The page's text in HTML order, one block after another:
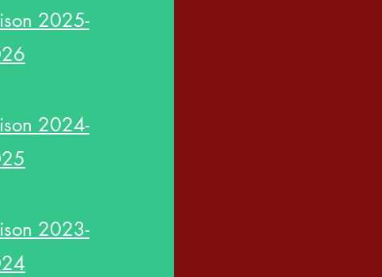
2025-
2024-
2023-